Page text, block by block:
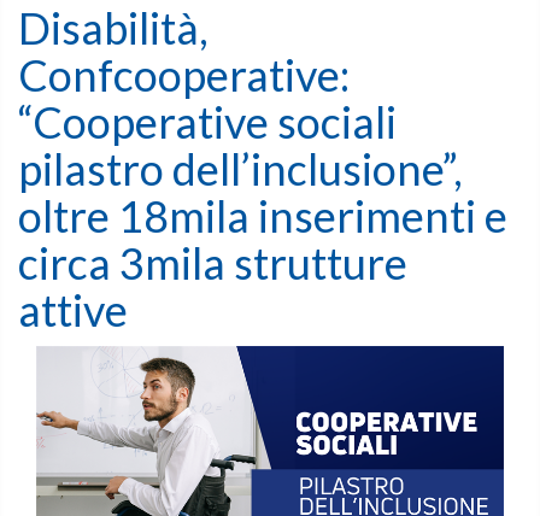
Disabilità,
Confcooperative:
“Cooperative sociali
pilastro dell’inclusione”,
oltre 18mila inserimenti e
circa 3mila strutture
attive